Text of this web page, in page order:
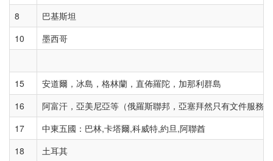
8
巴基斯坦
10
墨西哥
15
安道爾，冰島，格林蘭，直佈羅陀，加那利群島
16
阿富汗，亞美尼亞等（俄羅斯聯邦，亞塞拜然只有文件服務）
17
中東五國：巴林,卡塔爾,科威特,約旦,阿聯酋
18
土耳其